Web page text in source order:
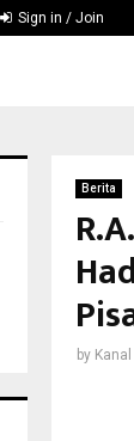
Sign in / Join
Berita
by